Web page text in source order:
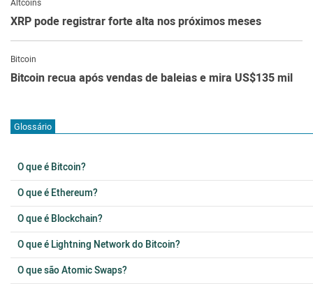
Altcoins
XRP pode registrar forte alta nos próximos meses
Bitcoin
Bitcoin recua após vendas de baleias e mira US$135 mil
Glossário
O que é Bitcoin?
O que é Ethereum?
O que é Blockchain?
O que é Lightning Network do Bitcoin?
O que são Atomic Swaps?